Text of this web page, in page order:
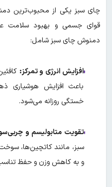
چای سبز یکی از محبوب‌ترین
قوای جسمی و بهبود سلامت
دمنوش چای سبز شامل:
افزایش انرژی و تمرکز:
باعث افزایش هوشیاری
خستگی روزانه می‌شود.
تقویت متابولیسم و
سبز، مانند کاتچین‌ها،
و به کاهش وزن و حفظ